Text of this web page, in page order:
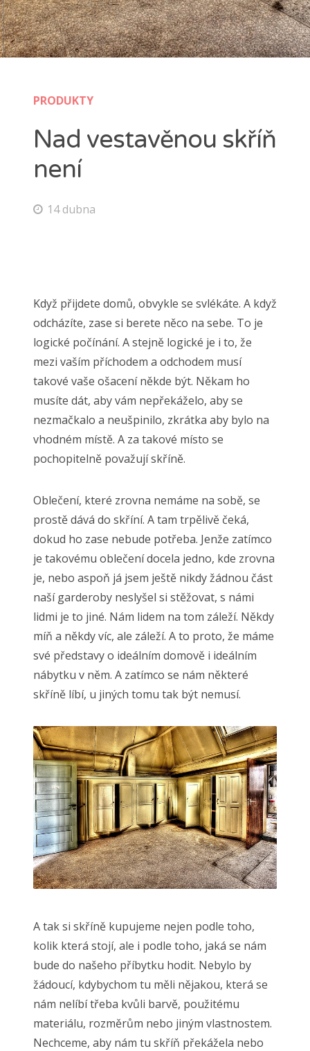
PRODUKTY
Nad vestavěnou skříň
není
14 dubna
Když přijdete domů, obvykle se svlékáte. A když
odcházíte, zase si berete něco na sebe. To je
logické počínání. A stejně logické je i to, že
mezi vaším příchodem a odchodem musí
takové vaše ošacení někde být. Někam ho
musíte dát, aby vám nepřekáželo, aby se
nezmačkalo a neušpinilo, zkrátka aby bylo na
vhodném místě. A za takové místo se
pochopitelně považují skříně.
Oblečení, které zrovna nemáme na sobě, se
prostě dává do skříní. A tam trpělivě čeká,
dokud ho zase nebude potřeba. Jenže zatímco
je takovému oblečení docela jedno, kde zrovna
je, nebo aspoň já jsem ještě nikdy žádnou část
naší garderoby neslyšel si stěžovat, s námi
lidmi je to jiné. Nám lidem na tom záleží. Někdy
míň a někdy víc, ale záleží. A to proto, že máme
své představy o ideálním domově i ideálním
nábytku v něm. A zatímco se nám některé
skříně líbí, u jiných tomu tak být nemusí.
A tak si skříně kupujeme nejen podle toho,
kolik která stojí, ale i podle toho, jaká se nám
bude do našeho příbytku hodit. Nebylo by
žádoucí, kdybychom tu měli nějakou, která se
nám nelíbí třeba kvůli barvě, použitému
materiálu, rozměrům nebo jiným vlastnostem.
Nechceme, aby nám tu skříň překážela nebo